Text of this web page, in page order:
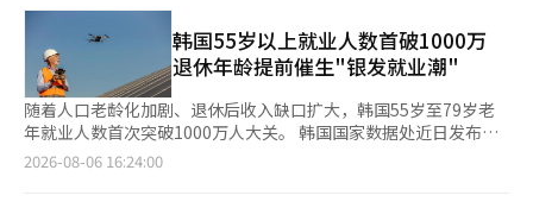
亿至2亿韩元（约合人民币47.5万元至95万元）之间的占比最高，
达43.4%；1亿韩元以下占42.0%；2亿至3亿韩元占12.3%。整体
来看，保证金低于3亿韩元的受害者占比高达97.6%。 按地区划
分，受害者主要集中在首都圈，占60.7%，
韩国55岁以上就业人数首破1000万
退休年龄提前催生"银发就业潮"
随着人口老龄化加剧、退休后收入缺口扩大，韩国55岁至79岁老
年就业人数首次突破1000万人大关。 韩国国家数据处近日发布的
《2026年5月经济活动人口调查及老年层附加调查》显示，截至今
2026-08-06 16:24:00